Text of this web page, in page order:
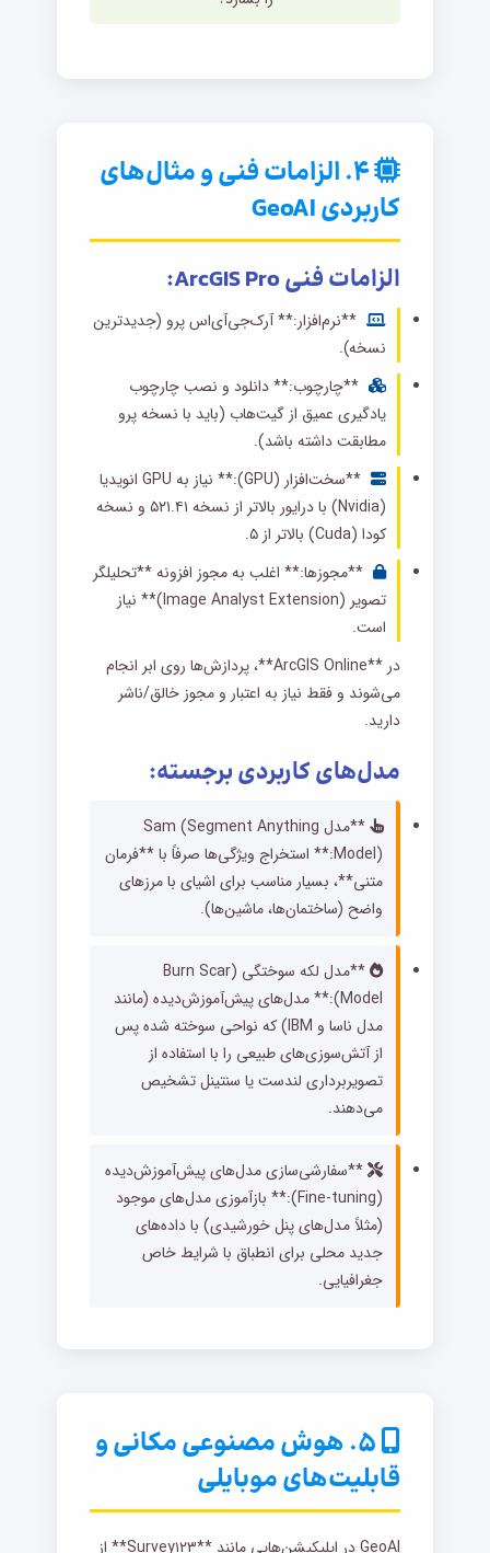
۴. الزامات فنی و مثال‌های
کاربردی GeoAI
الزامات فنی ArcGIS Pro:
**نرم‌افزار:** آرک‌جی‌آی‌اس پرو (جدیدترین
نسخه).
**چارچوب:** دانلود و نصب چارچوب
یادگیری عمیق از گیت‌هاب (باید با نسخه پرو
مطابقت داشته باشد).
**سخت‌افزار (GPU):** نیاز به GPU انویدیا
(Nvidia) با درایور بالاتر از نسخه ۵۲۱.۴۱ و نسخه
کودا (Cuda) بالاتر از ۵.
**مجوزها:** اغلب به مجوز افزونه **تحلیلگر
تصویر (Image Analyst Extension)** نیاز
است.
در **ArcGIS Online**، پردازش‌ها روی ابر انجام
می‌شوند و فقط نیاز به اعتبار و مجوز خالق/ناشر
دارید.
مدل‌های کاربردی برجسته:
**مدل Sam (Segment Anything
Model):** استخراج ویژگی‌ها صرفاً با **فرمان
متنی**، بسیار مناسب برای اشیای با مرزهای
واضح (ساختمان‌ها، ماشین‌ها).
**مدل لکه سوختگی (Burn Scar
Model):** مدل‌های پیش‌آموزش‌دیده (مانند
مدل ناسا و IBM) که نواحی سوخته شده پس
از آتش‌سوزی‌های طبیعی را با استفاده از
تصویربرداری لندست یا سنتینل تشخیص
می‌دهند.
**سفارشی‌سازی مدل‌های پیش‌آموزش‌دیده
(Fine-tuning):** بازآموزی مدل‌های موجود
(مثلاً مدل‌های پنل خورشیدی) با داده‌های
جدید محلی برای انطباق با شرایط خاص
جغرافیایی.
۵. هوش مصنوعی مکانی و
قابلیت‌های موبایلی
GeoAI در اپلیکیشن‌هایی مانند **Survey۱۲۳** از